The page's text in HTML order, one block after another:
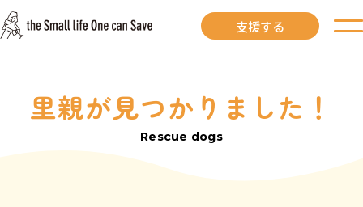
お知らせ
支援する
里親が見つかりました！
Rescue dogs